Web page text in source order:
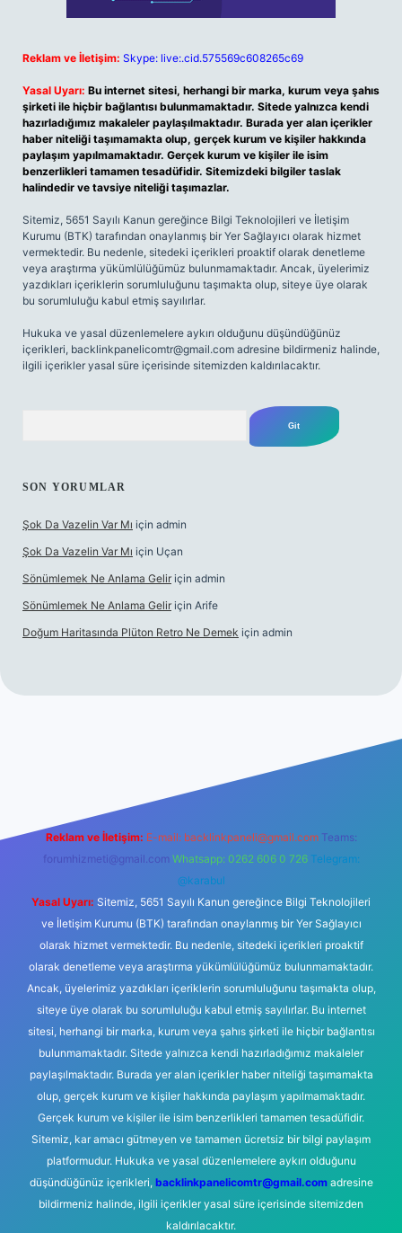
Reklam ve İletişim: Skype: live:.cid.575569c608265c69
Yasal Uyarı: Bu internet sitesi, herhangi bir marka, kurum veya şahıs
şirketi ile hiçbir bağlantısı bulunmamaktadır. Sitede yalnızca kendi
hazırladığımız makaleler paylaşılmaktadır. Burada yer alan içerikler
haber niteliği taşımamakta olup, gerçek kurum ve kişiler hakkında
paylaşım yapılmamaktadır. Gerçek kurum ve kişiler ile isim
benzerlikleri tamamen tesadüfidir. Sitemizdeki bilgiler taslak
halindedir ve tavsiye niteliği taşımazlar.
Sitemiz, 5651 Sayılı Kanun gereğince Bilgi Teknolojileri ve İletişim
Kurumu (BTK) tarafından onaylanmış bir Yer Sağlayıcı olarak hizmet
vermektedir. Bu nedenle, sitedeki içerikleri proaktif olarak denetleme
veya araştırma yükümlülüğümüz bulunmamaktadır. Ancak, üyelerimiz
yazdıkları içeriklerin sorumluluğunu taşımakta olup, siteye üye olarak
bu sorumluluğu kabul etmiş sayılırlar.
Hukuka ve yasal düzenlemelere aykırı olduğunu düşündüğünüz
içerikleri, backlinkpanelicomtr@gmail.com adresine bildirmeniz halinde,
ilgili içerikler yasal süre içerisinde sitemizden kaldırılacaktır.
SON YORUMLAR
Şok Da Vazelin Var Mı için admin
Şok Da Vazelin Var Mı için Uçan
Sönümlemek Ne Anlama Gelir için admin
Sönümlemek Ne Anlama Gelir için Arife
Doğum Haritasında Plüton Retro Ne Demek için admin
Reklam ve İletişim: E-mail: backlinkpaneli@gmail.com Teams:
forumhizmeti@gmail.com Whatsapp: 0262 606 0 726 Telegram:
@karabul
Yasal Uyarı: Sitemiz, 5651 Sayılı Kanun gereğince Bilgi Teknolojileri
ve İletişim Kurumu (BTK) tarafından onaylanmış bir Yer Sağlayıcı
olarak hizmet vermektedir. Bu nedenle, sitedeki içerikleri proaktif
olarak denetleme veya araştırma yükümlülüğümüz bulunmamaktadır.
Ancak, üyelerimiz yazdıkları içeriklerin sorumluluğunu taşımakta olup,
siteye üye olarak bu sorumluluğu kabul etmiş sayılırlar. Bu internet
sitesi, herhangi bir marka, kurum veya şahıs şirketi ile hiçbir bağlantısı
bulunmamaktadır. Sitede yalnızca kendi hazırladığımız makaleler
paylaşılmaktadır. Burada yer alan içerikler haber niteliği taşımamakta
olup, gerçek kurum ve kişiler hakkında paylaşım yapılmamaktadır.
Gerçek kurum ve kişiler ile isim benzerlikleri tamamen tesadüfidir.
Sitemiz, kar amacı gütmeyen ve tamamen ücretsiz bir bilgi paylaşım
platformudur. Hukuka ve yasal düzenlemelere aykırı olduğunu
düşündüğünüz içerikleri, backlinkpanelicomtr@gmail.comadresine
bildirmeniz halinde, ilgili içerikler yasal süre içerisinde sitemizden
kaldırılacaktır.